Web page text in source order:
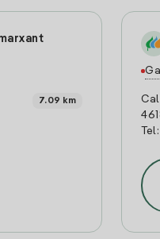
7.09 km
Tel: